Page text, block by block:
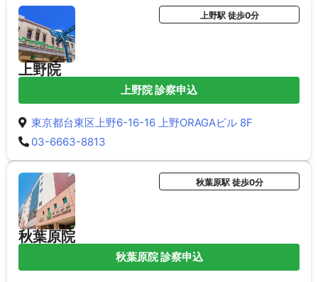
上野院
上野駅 徒歩0分
上野院 診察申込
東京都台東区上野6-16-16 上野ORAGAビル 8F
03-6663-8813
秋葉原院
秋葉原駅 徒歩0分
秋葉原院 診察申込